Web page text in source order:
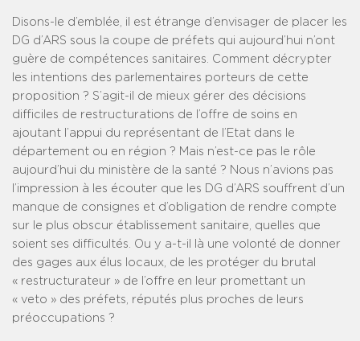
Disons-le d’emblée, il est étrange d’envisager de placer les
DG d’ARS sous la coupe de préfets qui aujourd’hui n’ont
guère de compétences sanitaires. Comment décrypter
les intentions des parlementaires porteurs de cette
proposition ? S’agit-il de mieux gérer des décisions
difficiles de restructurations de l’offre de soins en
ajoutant l’appui du représentant de l’Etat dans le
département ou en région ? Mais n’est-ce pas le rôle
aujourd’hui du ministère de la santé ? Nous n’avions pas
l’impression à les écouter que les DG d’ARS souffrent d’un
manque de consignes et d’obligation de rendre compte
sur le plus obscur établissement sanitaire, quelles que
soient ses difficultés. Ou y a-t-il là une volonté de donner
des gages aux élus locaux, de les protéger du brutal
« restructurateur » de l’offre en leur promettant un
« veto » des préfets, réputés plus proches de leurs
préoccupations ?